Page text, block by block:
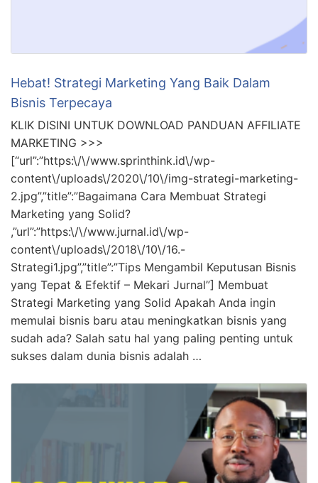
Hebat! Strategi Marketing Yang Baik Dalam
Bisnis Terpecaya
KLIK DISINI UNTUK DOWNLOAD PANDUAN AFFILIATE
MARKETING >>>
[“url”:”https:\/\/www.sprinthink.id\/wp-
content\/uploads\/2020\/10\/img-strategi-marketing-
2.jpg”,”title”:”Bagaimana Cara Membuat Strategi
Marketing yang Solid?
,”url”:”https:\/\/www.jurnal.id\/wp-
content\/uploads\/2018\/10\/16.-
Strategi1.jpg”,”title”:”Tips Mengambil Keputusan Bisnis
yang Tepat & Efektif – Mekari Jurnal”] Membuat
Strategi Marketing yang Solid Apakah Anda ingin
memulai bisnis baru atau meningkatkan bisnis yang
sudah ada? Salah satu hal yang paling penting untuk
sukses dalam dunia bisnis adalah …